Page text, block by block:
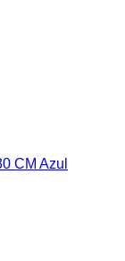
CM Azul